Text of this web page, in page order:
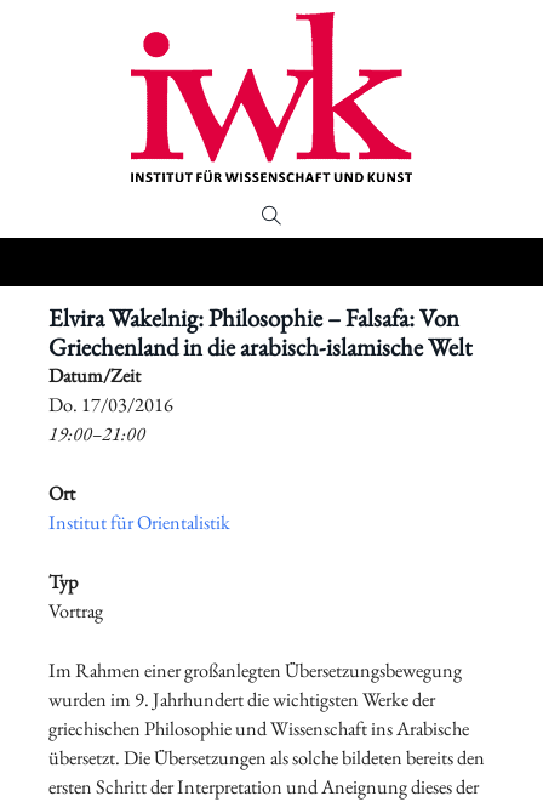
Elvira Wakelnig: Philosophie – Falsafa: Von
Griechenland in die arabisch-islamische Welt
Datum/Zeit
​Do. 17/03/2016
19:00–21:00
Ort
Institut für Orientalistik
Typ
Vortrag
Im Rahmen einer großanlegten Übersetzungsbewegung
wurden im 9. Jahrhundert die wichtigsten Werke der
griechischen Philosophie und Wissenschaft ins Arabische
übersetzt. Die Übersetzungen als solche bildeten bereits den
ersten Schritt der Interpretation und Aneignung dieses der